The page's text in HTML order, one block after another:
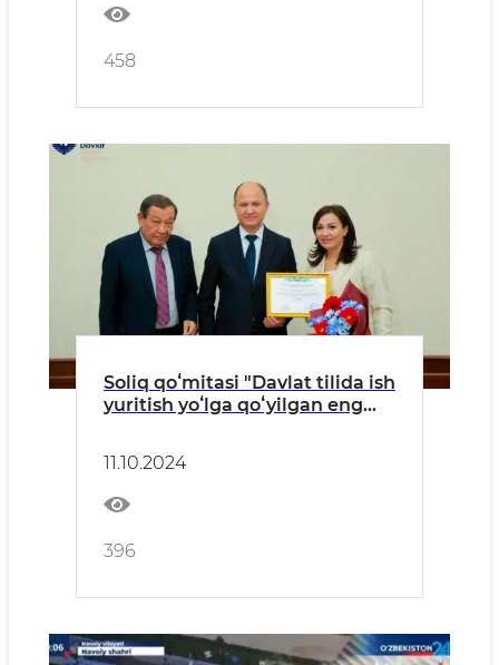
458
Soliq qoʻmitasi "Davlat tilida ish
yuritish yoʻlga qoʻyilgan eng
11.10.2024
396